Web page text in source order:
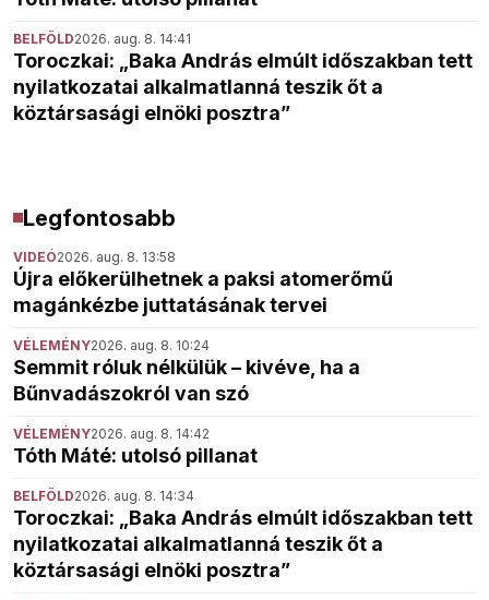
BELFÖLD2026. aug. 8. 14:41
Toroczkai: „Baka András elmúlt időszakban tett
nyilatkozatai alkalmatlanná teszik őt a
köztársasági elnöki posztra”
Legfontosabb
VIDEÓ2026. aug. 8. 13:58
Újra előkerülhetnek a paksi atomerőmű
magánkézbe juttatásának tervei
VÉLEMÉNY2026. aug. 8. 10:24
Semmit róluk nélkülük – kivéve, ha a
Bűnvadászokról van szó
VÉLEMÉNY2026. aug. 8. 14:42
Tóth Máté: utolsó pillanat
BELFÖLD2026. aug. 8. 14:34
Toroczkai: „Baka András elmúlt időszakban tett
nyilatkozatai alkalmatlanná teszik őt a
köztársasági elnöki posztra”